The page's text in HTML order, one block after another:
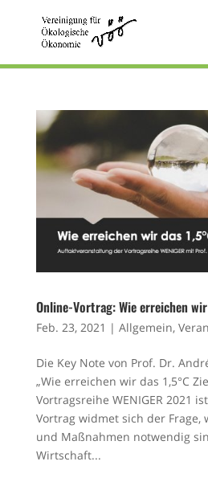
Online-Vortrag: Wie erreichen
Feb. 23, 2021 | Allgemein,
Die Key Note von Prof. Dr.
„Wie erreichen wir das 1,5°C
Vortragsreihe WENIGER 2021
Vortrag widmet sich der Frage,
und Maßnahmen notwendig
Wirtschaft...